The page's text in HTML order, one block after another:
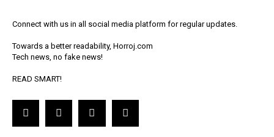
Connect with us in all social media platform for regular updates.
Towards a better readability, Horroj.com
Tech news, no fake news!
READ SMART!